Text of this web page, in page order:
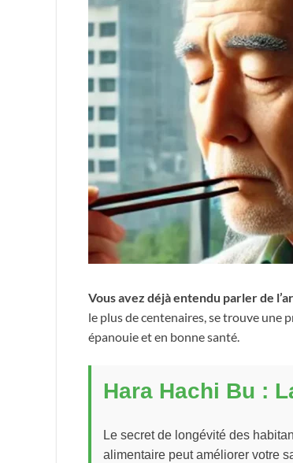
Vous avez déjà entendu parler de
le plus de centenaires, se trouve une
épanouie et en bonne santé.
Hara Hachi Bu :
Le secret de longévité des
alimentaire peut améliorer votre